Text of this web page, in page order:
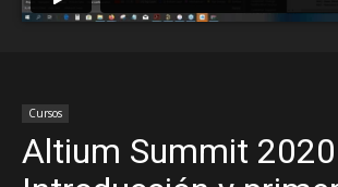
Cursos
Altium Summit